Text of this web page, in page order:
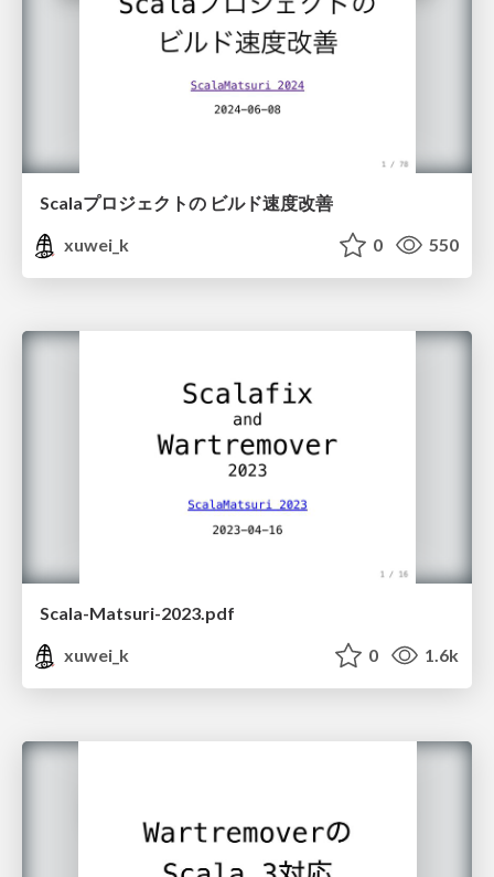
Scalaプロジェクトの ビルド速度改善
xuwei_k
0 550
Scala-Matsuri-2023.pdf
xuwei_k
0 1.6k